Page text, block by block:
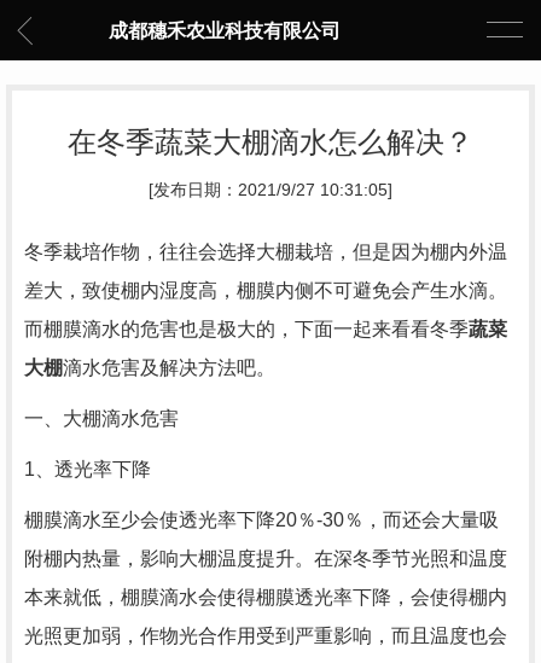
成都穗禾农业科技有限公司
在冬季蔬菜大棚滴水怎么解决？
[发布日期：2021/9/27 10:31:05]
冬季栽培作物，往往会选择大棚栽培，但是因为棚内外温
差大，致使棚内湿度高，棚膜内侧不可避免会产生水滴。
而棚膜滴水的危害也是极大的，下面一起来看看冬季蔬菜
大棚滴水危害及解决方法吧。
一、大棚滴水危害
1、透光率下降
棚膜滴水至少会使透光率下降20％-30％，而还会大量吸
附棚内热量，影响大棚温度提升。在深冬季节光照和温度
本来就低，棚膜滴水会使得棚膜透光率下降，会使得棚内
光照更加弱，作物光合作用受到严重影响，而且温度也会